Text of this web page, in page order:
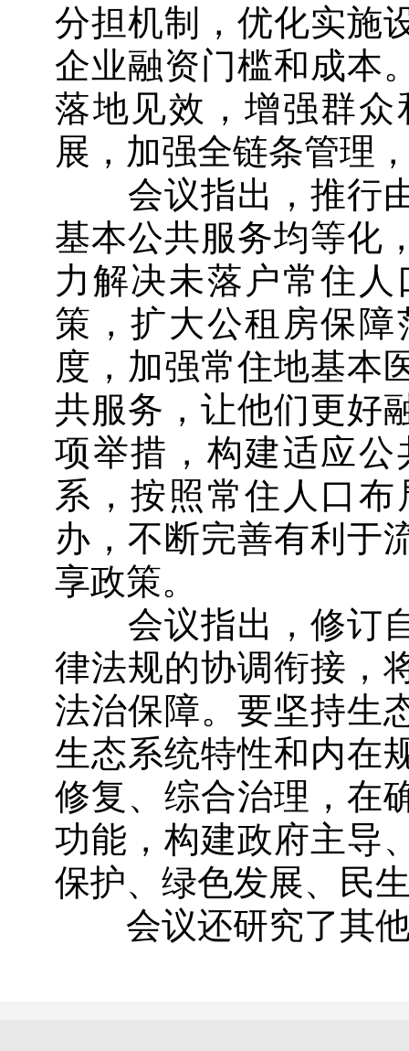
分担机制，优化实施
企业融资门槛和成本
落地见效，增强群
展，加强全链条管理
会议指出，推行由
基本公共服务均等化
力解决未落户常住
策，扩大公租房保
度，加强常住地基本
共服务，让他们更好
项举措，构建适应
系，按照常住人口
办，不断完善有利于
享政策。
会议指出，修订自
律法规的协调衔接，
法治保障。要坚持生
生态系统特性和内在
修复、综合治理，在
功能，构建政府主导
保护、绿色发展、民
会议还研究了其他